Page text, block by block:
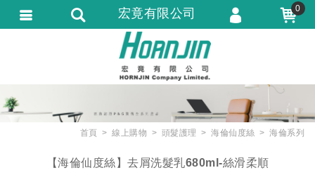
首頁 線上購物 頭髮護理 海倫仙度絲 海倫系列
【海倫仙度絲】去屑洗髮乳680ml-絲滑柔順
宏竟有限公司 0
會員登入
會員註冊
訂單查詢